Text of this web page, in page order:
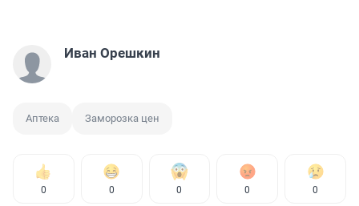
Иван Орешкин
Аптека Заморозка цен
0 0 0 0 0